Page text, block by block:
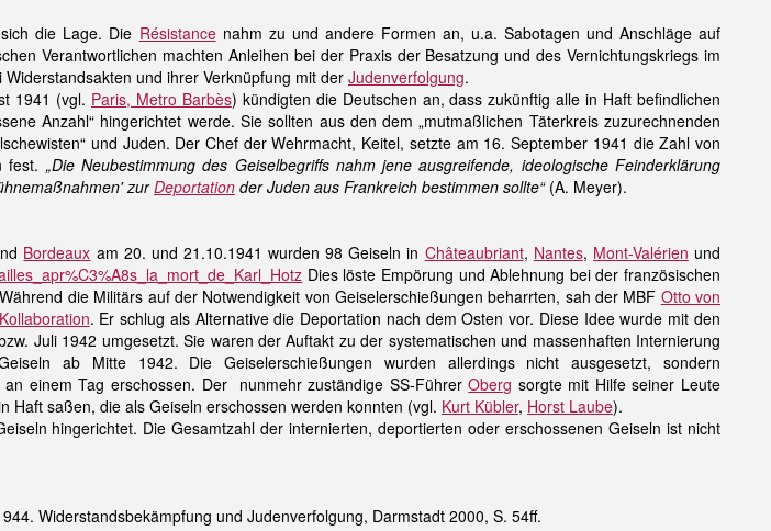
die Lage. Die Résistancenahm zu und andere Formen an, u.a. Sabotagen und Anschläge auf
Verantwortlichen machten Anleihen bei der Praxis der Besatzung und des Vernichtungskriegs im
und ihrer Verknüpfung mit der Judenverfolgung.
1941 (vgl. Paris, Metro Barbès) kündigten die Deutschen an, dass zukünftig alle in Haft befindlichen
Anzahl“ hingerichtet werde. Sie sollten aus den dem „mutmaßlichen Täterkreis zuzurechnenden
und Juden. Der Chef der Wehrmacht, Keitel, setzte am 16. September 1941 die Zahl von
fest. „Die Neubestimmung des Geiselbegriffs nahm jene ausgreifende, ideologische Feinderklärung
zurDeportation der Juden aus Frankreich bestimmen sollte“(A. Meyer).
Bordeaux am 20. und 21.10.1941 wurden 98 Geiseln in Châteaubriant, Nantes, Mont-Valérien und
Dies löste Empörung und Ablehnung bei der französischen
die Militärs auf der Notwendigkeit von Geiselerschießungen beharrten, sah der MBF Otto von
Kollaboration. Er schlug als Alternative die Deportation nach dem Osten vor. Diese Idee wurde mit den
Juli 1942 umgesetzt. Sie waren der Auftakt zu der systematischen und massenhaften Internierung
ab Mitte 1942. Die Geiselerschießungen wurden allerdings nicht ausgesetzt, sondern
an einem Tag erschossen. Der nunmehr zuständige SS-FührerOberg sorgte mit Hilfe seiner Leute
Haft saßen, die als Geiseln erschossen werden konnten (vgl. Kurt Kübler, Horst Laube).
hingerichtet. Die Gesamtzahl der internierten, deportierten oder erschossenen Geiseln ist nicht
Widerstandsbekämpfung und Judenverfolgung, Darmstadt 2000, S. 54ff.